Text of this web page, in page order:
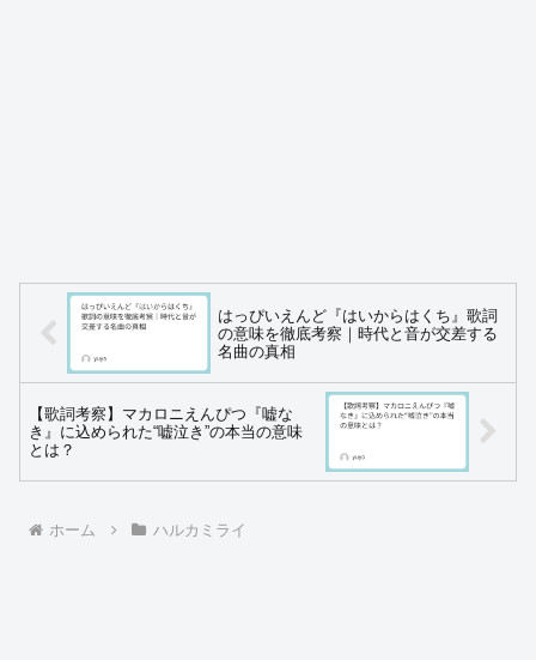
はっぴいえんど『はいからはくち』歌詞
の意味を徹底考察｜時代と音が交差する
名曲の真相
【歌詞考察】マカロニえんぴつ『嘘な
き』に込められた“嘘泣き”の本当の意味
とは？
ホーム ハルカミライ